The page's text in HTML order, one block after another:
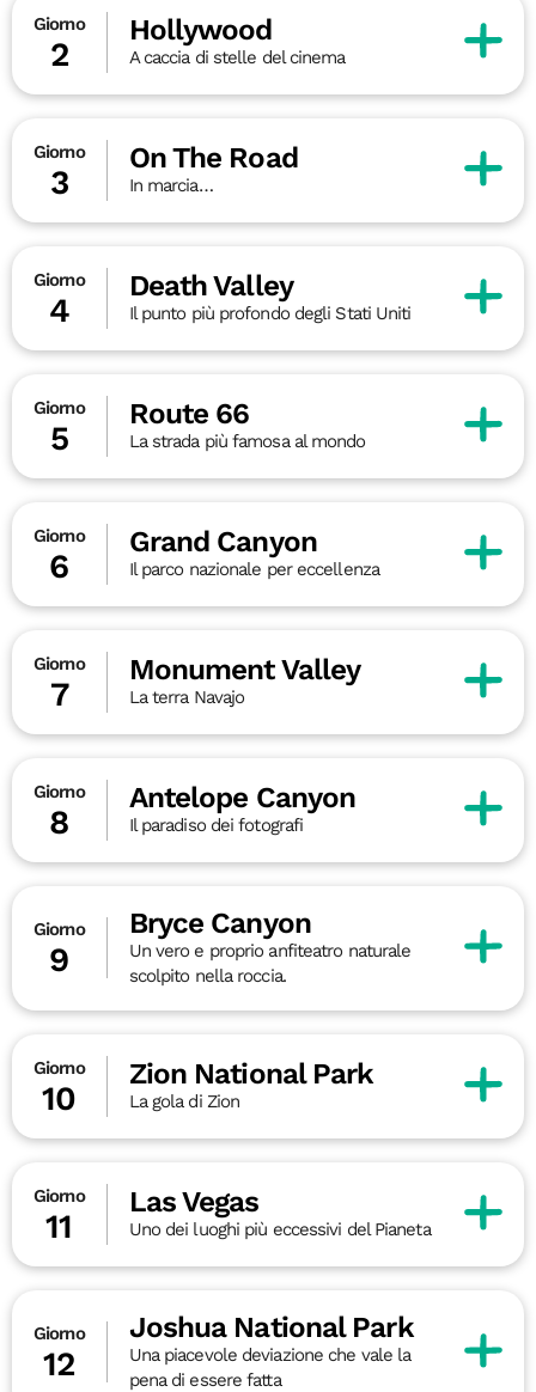
Giorno
2
Hollywood
A caccia di stelle del cinema
Giorno
3
On The Road
In marcia…
Giorno
4
Death Valley
Il punto più profondo degli Stati Uniti
Giorno
5
Route 66
La strada più famosa al mondo
Giorno
6
Grand Canyon
Il parco nazionale per eccellenza
Giorno
7
Monument Valley
La terra Navajo
Giorno
8
Antelope Canyon
Il paradiso dei fotografi
Giorno
9
Bryce Canyon
Un vero e proprio anfiteatro naturale
scolpito nella roccia.
Giorno
10
Zion National Park
La gola di Zion
Giorno
11
Las Vegas
Uno dei luoghi più eccessivi del Pianeta
Giorno
12
Joshua National Park
Una piacevole deviazione che vale la
pena di essere fatta